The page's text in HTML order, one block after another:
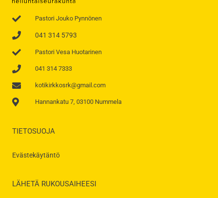
Pastori Jouko Pynnönen
041 314 5793
Pastori Vesa Huotarinen
041 314 7333
kotikirkkosrk@gmail.com
Hannankatu 7, 03100 Nummela
TIETOSUOJA
Evästekäytäntö
LÄHETÄ RUKOUSAIHEESI